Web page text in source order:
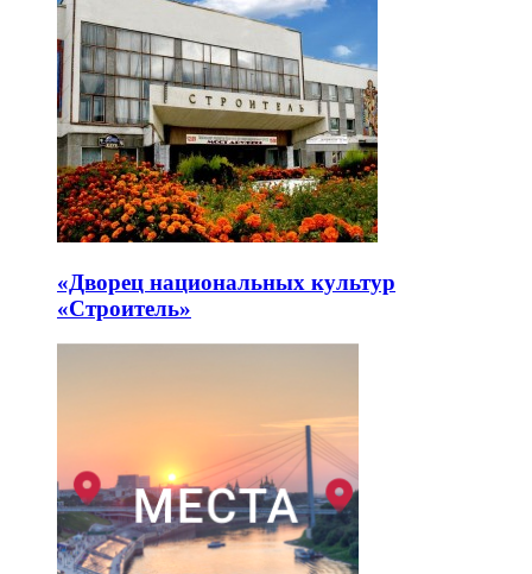
«Дворец национальных культур
«Строитель»